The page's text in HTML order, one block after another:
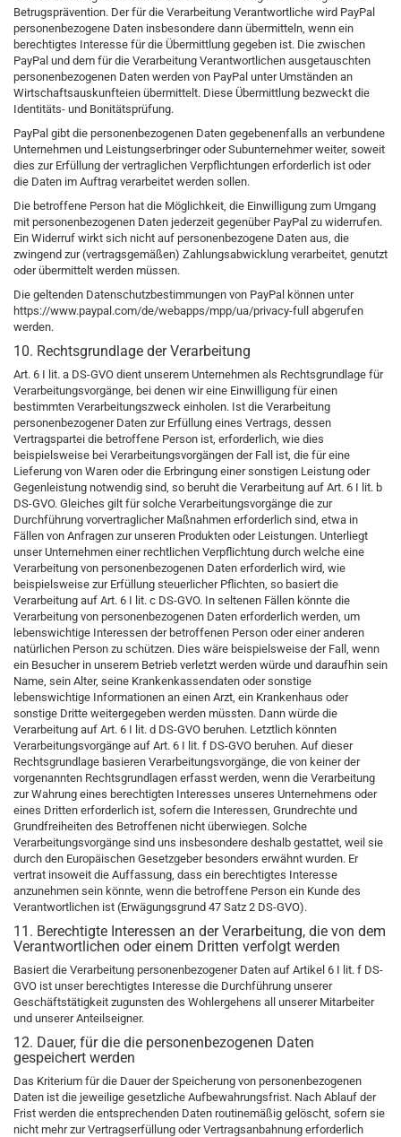
Betrugsprävention. Der für die Verarbeitung Verantwortliche wird PayPal
personenbezogene Daten insbesondere dann übermitteln, wenn ein
berechtigtes Interesse für die Übermittlung gegeben ist. Die zwischen
PayPal und dem für die Verarbeitung Verantwortlichen ausgetauschten
personenbezogenen Daten werden von PayPal unter Umständen an
Wirtschaftsauskunfteien übermittelt. Diese Übermittlung bezweckt die
Identitäts- und Bonitätsprüfung.
PayPal gibt die personenbezogenen Daten gegebenenfalls an verbundene
Unternehmen und Leistungserbringer oder Subunternehmer weiter, soweit
dies zur Erfüllung der vertraglichen Verpflichtungen erforderlich ist oder
die Daten im Auftrag verarbeitet werden sollen.
Die betroffene Person hat die Möglichkeit, die Einwilligung zum Umgang
mit personenbezogenen Daten jederzeit gegenüber PayPal zu widerrufen.
Ein Widerruf wirkt sich nicht auf personenbezogene Daten aus, die
zwingend zur (vertragsgemäßen) Zahlungsabwicklung verarbeitet, genutzt
oder übermittelt werden müssen.
Die geltenden Datenschutzbestimmungen von PayPal können unter
https://www.paypal.com/de/webapps/mpp/ua/privacy-full abgerufen
werden.
10. Rechtsgrundlage der Verarbeitung
Art. 6 I lit. a DS-GVO dient unserem Unternehmen als Rechtsgrundlage für
Verarbeitungsvorgänge, bei denen wir eine Einwilligung für einen
bestimmten Verarbeitungszweck einholen. Ist die Verarbeitung
personenbezogener Daten zur Erfüllung eines Vertrags, dessen
Vertragspartei die betroffene Person ist, erforderlich, wie dies
beispielsweise bei Verarbeitungsvorgängen der Fall ist, die für eine
Lieferung von Waren oder die Erbringung einer sonstigen Leistung oder
Gegenleistung notwendig sind, so beruht die Verarbeitung auf Art. 6 I lit. b
DS-GVO. Gleiches gilt für solche Verarbeitungsvorgänge die zur
Durchführung vorvertraglicher Maßnahmen erforderlich sind, etwa in
Fällen von Anfragen zur unseren Produkten oder Leistungen. Unterliegt
unser Unternehmen einer rechtlichen Verpflichtung durch welche eine
Verarbeitung von personenbezogenen Daten erforderlich wird, wie
beispielsweise zur Erfüllung steuerlicher Pflichten, so basiert die
Verarbeitung auf Art. 6 I lit. c DS-GVO. In seltenen Fällen könnte die
Verarbeitung von personenbezogenen Daten erforderlich werden, um
lebenswichtige Interessen der betroffenen Person oder einer anderen
natürlichen Person zu schützen. Dies wäre beispielsweise der Fall, wenn
ein Besucher in unserem Betrieb verletzt werden würde und daraufhin sein
Name, sein Alter, seine Krankenkassendaten oder sonstige
lebenswichtige Informationen an einen Arzt, ein Krankenhaus oder
sonstige Dritte weitergegeben werden müssten. Dann würde die
Verarbeitung auf Art. 6 I lit. d DS-GVO beruhen. Letztlich könnten
Verarbeitungsvorgänge auf Art. 6 I lit. f DS-GVO beruhen. Auf dieser
Rechtsgrundlage basieren Verarbeitungsvorgänge, die von keiner der
vorgenannten Rechtsgrundlagen erfasst werden, wenn die Verarbeitung
zur Wahrung eines berechtigten Interesses unseres Unternehmens oder
eines Dritten erforderlich ist, sofern die Interessen, Grundrechte und
Grundfreiheiten des Betroffenen nicht überwiegen. Solche
Verarbeitungsvorgänge sind uns insbesondere deshalb gestattet, weil sie
durch den Europäischen Gesetzgeber besonders erwähnt wurden. Er
vertrat insoweit die Auffassung, dass ein berechtigtes Interesse
anzunehmen sein könnte, wenn die betroffene Person ein Kunde des
Verantwortlichen ist (Erwägungsgrund 47 Satz 2 DS-GVO).
11. Berechtigte Interessen an der Verarbeitung, die von dem
Verantwortlichen oder einem Dritten verfolgt werden
Basiert die Verarbeitung personenbezogener Daten auf Artikel 6 I lit. f DS-
GVO ist unser berechtigtes Interesse die Durchführung unserer
Geschäftstätigkeit zugunsten des Wohlergehens all unserer Mitarbeiter
und unserer Anteilseigner.
12. Dauer, für die die personenbezogenen Daten
gespeichert werden
Das Kriterium für die Dauer der Speicherung von personenbezogenen
Daten ist die jeweilige gesetzliche Aufbewahrungsfrist. Nach Ablauf der
Frist werden die entsprechenden Daten routinemäßig gelöscht, sofern sie
nicht mehr zur Vertragserfüllung oder Vertragsanbahnung erforderlich